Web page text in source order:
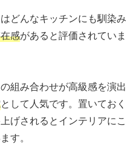
どんなキッチンにも馴染み
感があると評価されていま
組み合わせが高級感を演出
として人気です。置いておく
げされるとインテリアにこ
す。